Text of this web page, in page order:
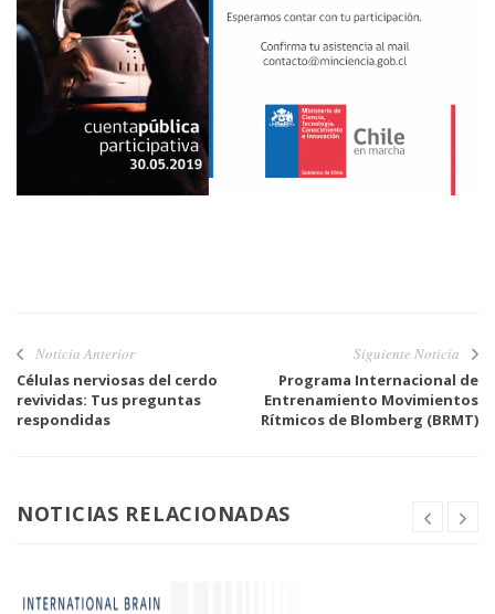
Noticia Anterior
Células nerviosas del cerdo
revividas: Tus preguntas
respondidas
Siguiente Noticia
Programa Internacional de
Entrenamiento Movimientos
Rítmicos de Blomberg (BRMT)
NOTICIAS RELACIONADAS